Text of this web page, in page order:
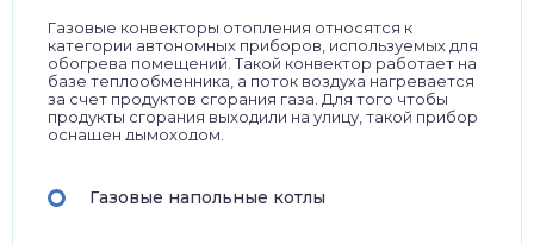
Газовые конвекторы отопления относятся к
категории автономных приборов, используемых для
обогрева помещений. Такой конвектор работает на
базе теплообменника, а поток воздуха нагревается
за счет продуктов сгорания газа. Для того чтобы
продукты сгорания выходили на улицу, такой прибор
оснащен дымоходом.
Газовые напольные котлы